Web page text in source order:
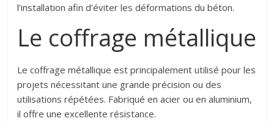
l’installation afin d’éviter les déformations du béton.
Le coffrage métallique
Le coffrage métallique est principalement utilisé pour les
projets nécessitant une grande précision ou des
utilisations répétées. Fabriqué en acier ou en aluminium,
il offre une excellente résistance.